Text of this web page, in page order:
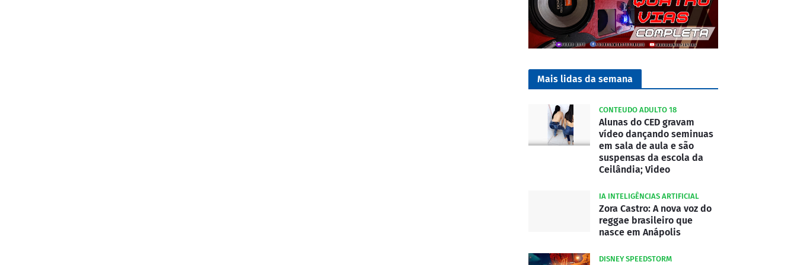
Mais lidas da semana
CONTEUDO ADULTO 18
Alunas do CED gravam
vídeo dançando seminuas
em sala de aula e são
suspensas da escola da
Ceilândia; Video
IA INTELIGÊNCIAS ARTIFICIAL
Zora Castro: A nova voz do
reggae brasileiro que
nasce em Anápolis
DISNEY SPEEDSTORM